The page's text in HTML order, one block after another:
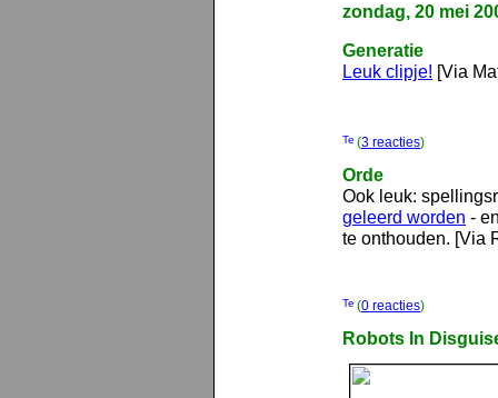
zondag, 20 mei
Generatie
Leuk clipje! [Via
(3 reacties)
Orde
Ook leuk:
geleerd worden -
te onthouden. [Via
(0 reacties)
Robots In